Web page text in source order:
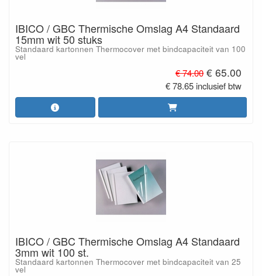
IBICO / GBC Thermische Omslag A4 Standaard
15mm wit 50 stuks
Standaard kartonnen Thermocover met bindcapaciteit van 100
vel
€ 74.00 € 65.00
€ 78.65 inclusief btw
IBICO / GBC Thermische Omslag A4 Standaard
3mm wit 100 st.
Standaard kartonnen Thermocover met bindcapaciteit van 25
vel